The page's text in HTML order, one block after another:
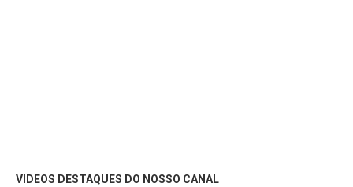
VIDEOS DESTAQUES DO NOSSO CANAL